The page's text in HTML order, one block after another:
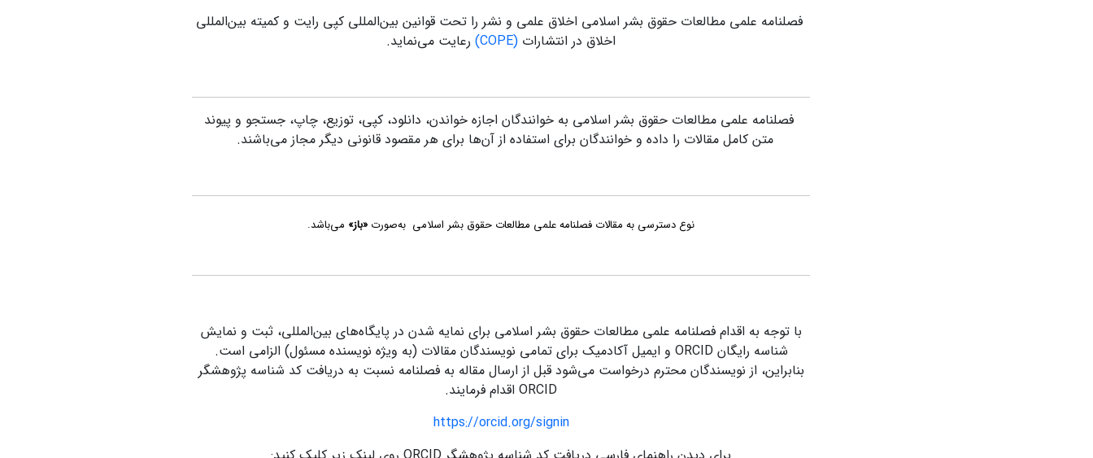
فصلنامه علمی مطالعات حقوق بشر اسلامی اخلاق علمی و نشر را تحت قوانین بین‌المللی کپی رایت و کمیته بین‌المللی
اخلاق در انتشارات (COPE) رعایت می‌نماید.
فصلنامه علمی مطالعات حقوق بشر اسلامی به خوانندگان اجازه خواندن، دانلود، کپی، توزیع، چاپ، جستجو و پیوند
متن کامل مقالات را داده و خوانندگان برای استفاده از آن‌ها برای هر مقصود قانونی دیگر مجاز می‌باشند.
نوع دسترسی به مقالات فصلنامه علمی مطالعات حقوق بشر اسلامی به‌صورت «باز» می‌باشد.
با توجه به اقدام فصلنامه علمی مطالعات حقوق بشر اسلامی برای نمایه شدن در پایگاه‌های بین‌المللی، ثبت و نمایش
شناسه رایگان ORCID
و ایمیل آکادمیک برای تمامی نویسندگان مقالات (به ویژه نویسنده مسئول) الزامی است.
بنابراین، از نویسندگان محترم درخواست می‌شود قبل از ارسال مقاله به فصلنامه نسبت به دریافت کد شناسه پژوهشگر
ORCID اقدام فرمایند.
https://orcid.org/signin